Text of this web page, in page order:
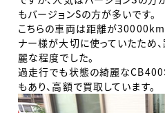
もバージョンSの方が多いです。
こちらの車両は距離が30000km
ナー様が大切に使っていたため
麗な程度でした。
過走行でも状態の綺麗な
もあり、高額で買取しています。